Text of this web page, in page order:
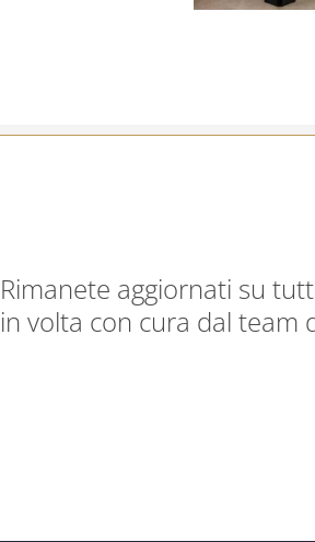
Rimanete aggiornati su
in volta con cura dal team